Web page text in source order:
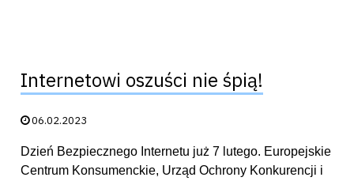
Internetowi oszuści nie śpią!
Data publikacji:
06.02.2023
Dzień Bezpiecznego Internetu już 7 lutego. Europejskie
Centrum Konsumenckie, Urząd Ochrony Konkurencji i